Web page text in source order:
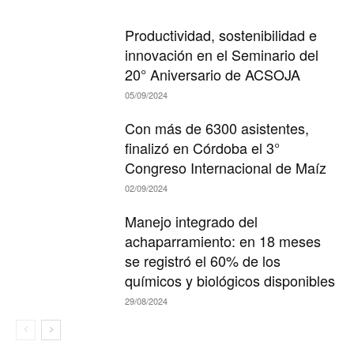
Productividad, sostenibilidad e
innovación en el Seminario del
20° Aniversario de ACSOJA
05/09/2024
Con más de 6300 asistentes,
finalizó en Córdoba el 3°
Congreso Internacional de Maíz
02/09/2024
Manejo integrado del
achaparramiento: en 18 meses
se registró el 60% de los
químicos y biológicos disponibles
29/08/2024